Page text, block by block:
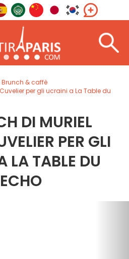
Brunch & caffè
per gli ucraini a La Table du
DI MURIEL
PER GLI
LA TABLE DU